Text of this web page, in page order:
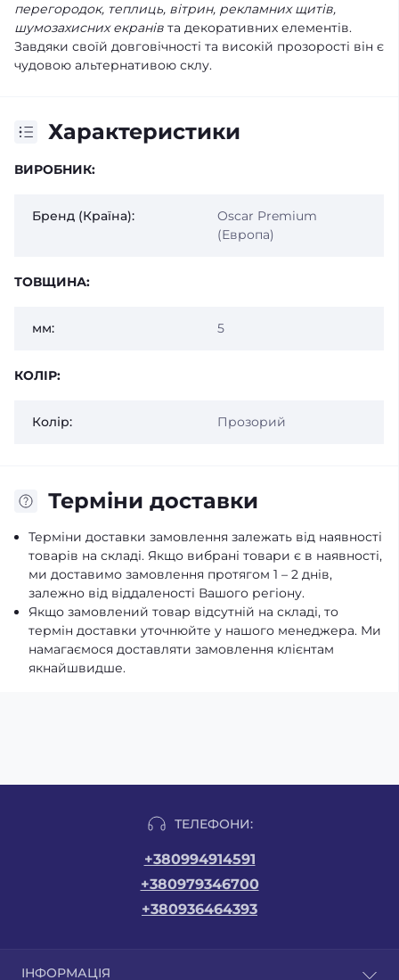
перегородок, теплиць, вітрин, рекламних щитів,
шумозахисних екранів та декоративних елементів.
Завдяки своїй довговічності та високій прозорості він є
чудовою альтернативою склу.
Характеристики
ВИРОБНИК:
Бренд (Країна):
Oscar Premium
(Европа)
ТОВЩИНА:
мм: 5
КОЛІР:
Колір: Прозорий
Терміни доставки
Терміни доставки замовлення залежать від наявності
товарів на складі. Якщо вибрані товари є в наявності,
ми доставимо замовлення протягом 1 – 2 днів,
залежно від віддаленості Вашого регіону.
Якщо замовлений товар відсутній на складі, то
термін доставки уточнюйте у нашого менеджера. Ми
намагаємося доставляти замовлення клієнтам
якнайшвидше.
ТЕЛЕФОНИ:
+380994914591
+380979346700
+380936464393
ІНФОРМАЦІЯ